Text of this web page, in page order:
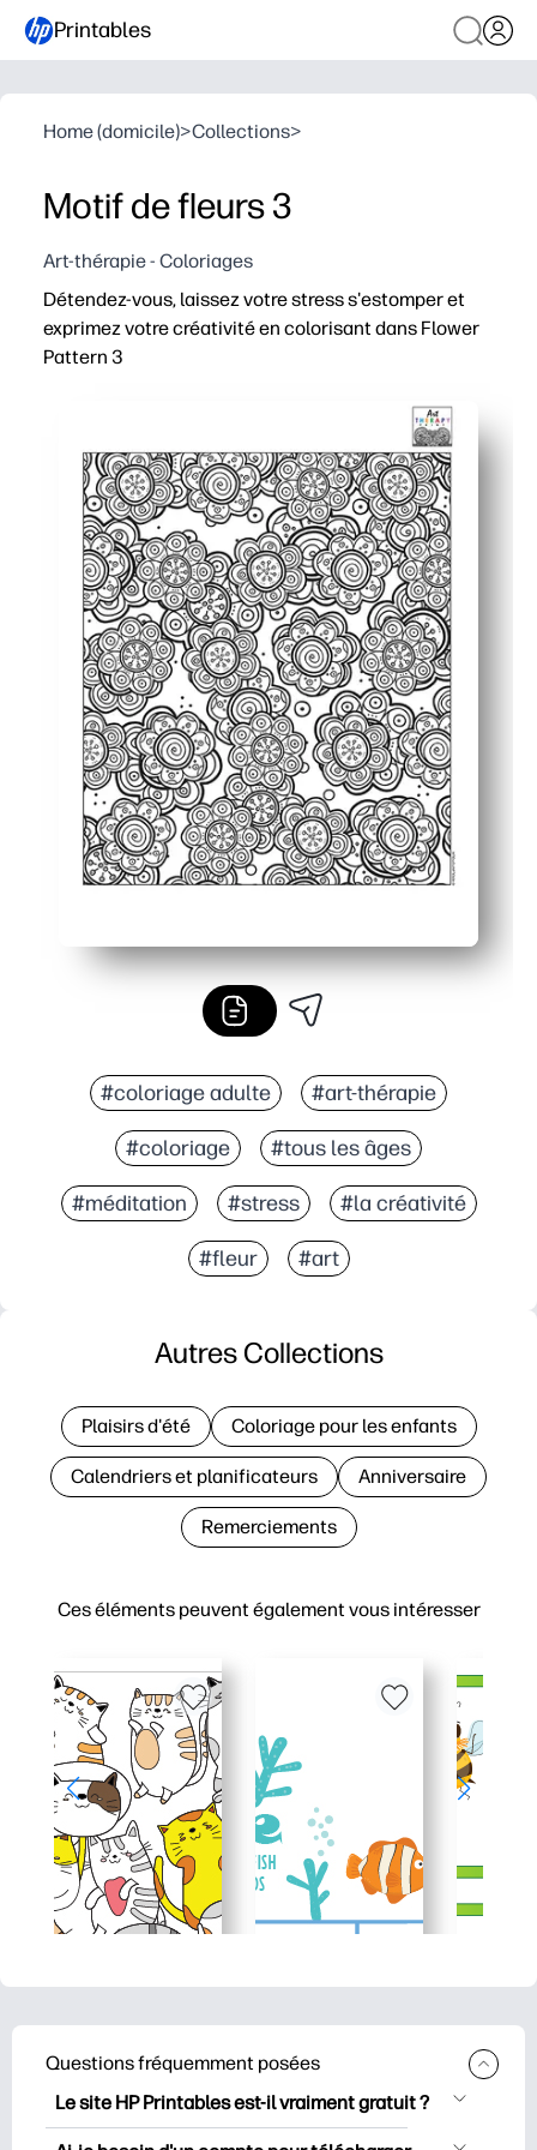
Printables
Home (domicile)>Collections>
Motif de fleurs 3
Art-thérapie - Coloriages
Détendez-vous, laissez votre stress s'estomper et
exprimez votre créativité en colorisant dans Flower
Pattern 3
Simplicité d'impression à l'emploi - aucune
Maintient les mains occupées et l'esprit concentré -
Flexible pour tous les âges et tous les outils - utilisez
Réimprimez au besoin - faites plusieurs copies pour
#coloriage adulte #art-thérapie
#coloriage #tous les âges
#méditation #stress #la créativité
#fleur #art
Ces éléments peuvent également vous intéresser
Autres Collections
Plaisirs d'été Coloriage pour les enfants
Calendriers et planificateurs Anniversaire
Remerciements
Questions fréquemment posées
Le site HP Printables est-il vraiment gratuit ?
HP Printables propose plus de 2500